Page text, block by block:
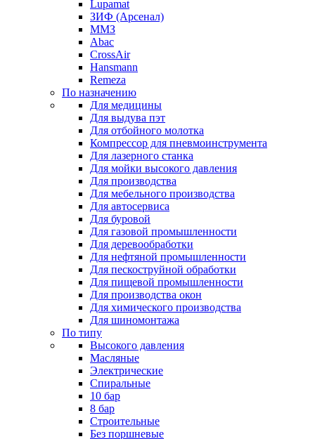
Lupamat
ЗИФ (Арсенал)
ММЗ
Abac
CrossAir
Hansmann
Remeza
По назначению
Для медицины
Для выдува пэт
Для отбойного молотка
Компрессор для пневмоинструмента
Для лазерного станка
Для мойки высокого давления
Для производства
Для мебельного производства
Для автосервиса
Для буровой
Для газовой промышленности
Для деревообработки
Для нефтяной промышленности
Для пескоструйной обработки
Для пищевой промышленности
Для производства окон
Для химического производства
Для шиномонтажа
По типу
Высокого давления
Масляные
Электрические
Спиральные
10 бар
8 бар
Cтроительные
Без поршневые